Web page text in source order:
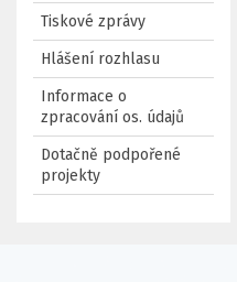
Tiskové zprávy
Hlášení rozhlasu
Informace o
zpracování os. údajů
Dotačně podpořené
projekty